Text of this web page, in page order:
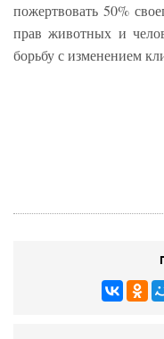
пожертвовать 50%
прав животных и
борьбу с изменением